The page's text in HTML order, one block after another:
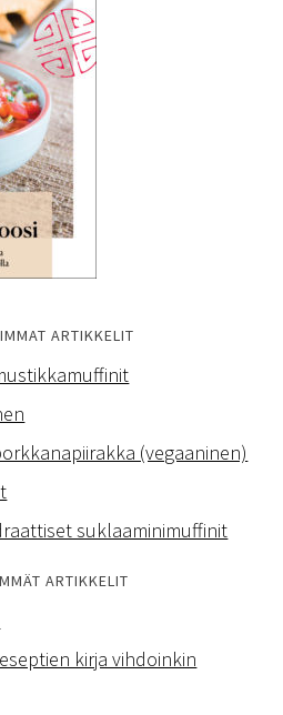
ARTIKKELIT
(vegaaninen)
suklaaminimuffinit
ARTIKKELIT
kirja vihdoinkin